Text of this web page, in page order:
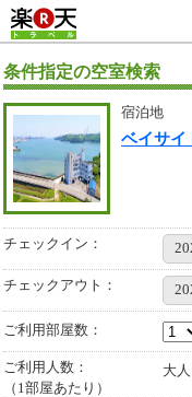
条件指定の空室検索
宿泊地
ベイサイ
チェックイン：
チェックアウト：
ご利用部屋数
ご利用人数：
（1部屋あたり）
大人